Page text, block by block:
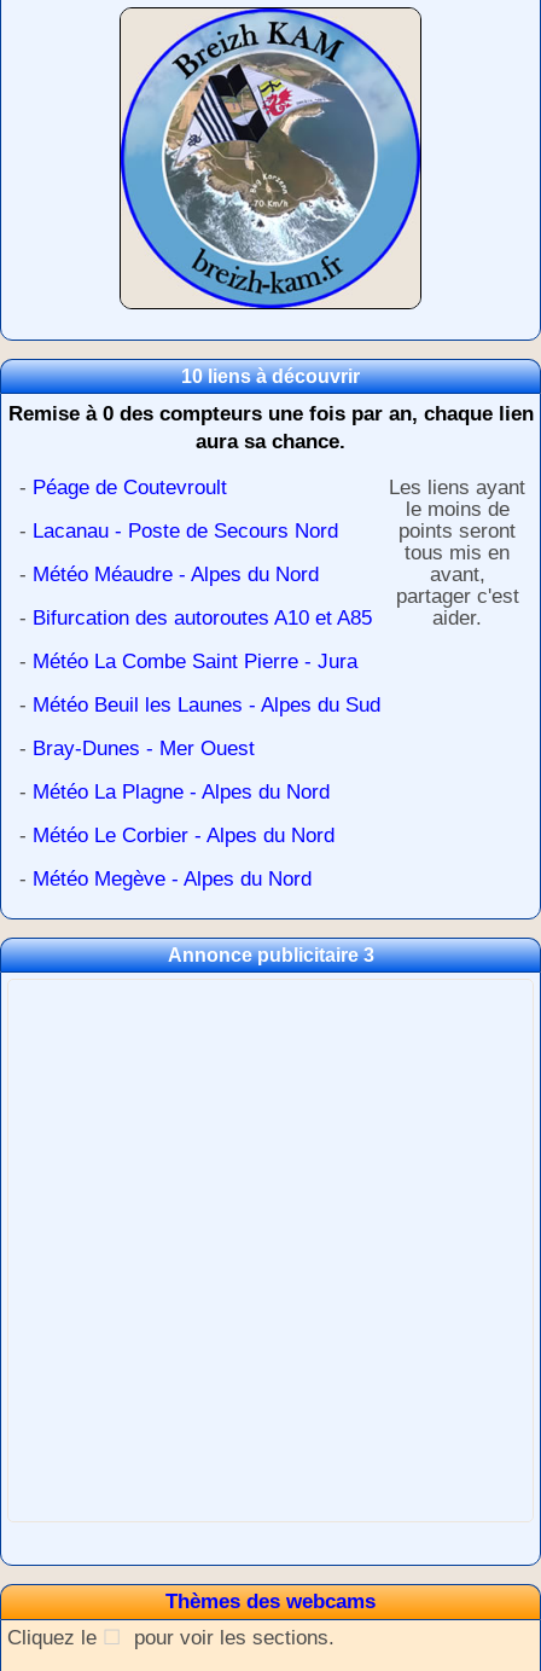
10 liens à découvrir
Remise à 0 des compteurs une fois par an, chaque lien
aura sa chance.
- Péage de Coutevroult
- Lacanau - Poste de Secours Nord
- Météo Méaudre - Alpes du Nord
- Bifurcation des autoroutes A10 et A85
- Météo La Combe Saint Pierre - Jura
- Météo Beuil les Launes - Alpes du Sud
- Bray-Dunes - Mer Ouest
- Météo La Plagne - Alpes du Nord
- Météo Le Corbier - Alpes du Nord
- Météo Megève - Alpes du Nord
Les liens ayant
le moins de
points seront
tous mis en
avant,
partager c'est
aider.
Annonce publicitaire 3
Thèmes des webcams
Cliquez le
pour voir les sections.